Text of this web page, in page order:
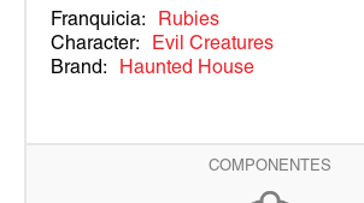
COMPONENTES
Franquicia:
Rubies
Character:
Evil Creatures
Brand:
Haunted House